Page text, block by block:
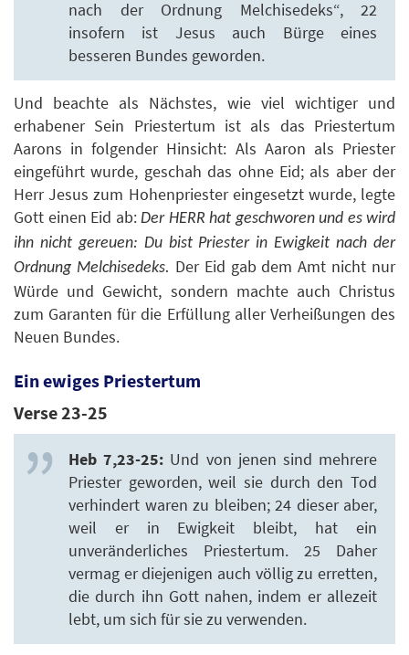
nach der Ordnung Melchisedeks“, 22
insofern ist Jesus auch Bürge eines
besseren Bundes geworden.
Und beachte als Nächstes, wie viel wichtiger und
erhabener Sein Priestertum ist als das Priestertum
Aarons in folgender Hinsicht: Als Aaron als Priester
eingeführt wurde, geschah das ohne Eid; als aber der
Herr Jesus zum Hohenpriester eingesetzt wurde, legte
Gott einen Eid ab: Der HERR hat geschworen und es wird
ihn nicht gereuen: Du bist Priester in Ewigkeit nach der
Ordnung Melchisedeks. Der Eid gab dem Amt nicht nur
Würde und Gewicht, sondern machte auch Christus
zum Garanten für die Erfüllung aller Verheißungen des
Neuen Bundes.
Ein ewiges Priestertum
Verse 23-25
Heb 7,23-25: Und von jenen sind mehrere
Priester geworden, weil sie durch den Tod
verhindert waren zu bleiben; 24 dieser aber,
weil er in Ewigkeit bleibt, hat ein
unveränderliches Priestertum. 25 Daher
vermag er diejenigen auch völlig zu erretten,
die durch ihn Gott nahen, indem er allezeit
lebt, um sich für sie zu verwenden.